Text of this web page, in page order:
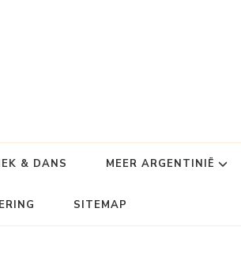
& DANS MEER ARGENTINIË
SITEMAP